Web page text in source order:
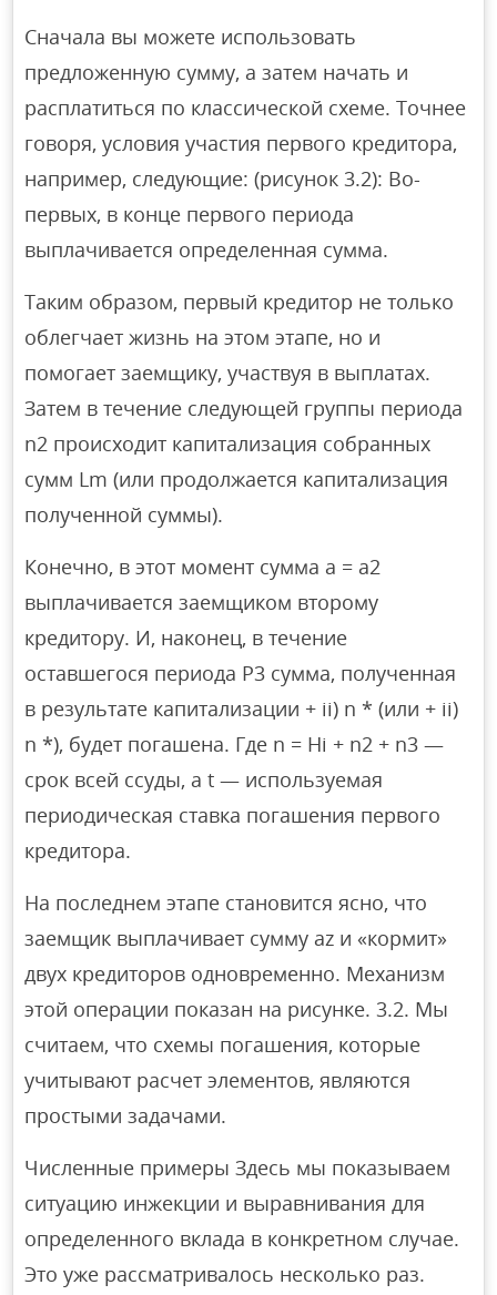
Сначала вы можете использовать
предложенную сумму, а затем начать и
расплатиться по классической схеме. Точнее
говоря, условия участия первого кредитора,
например, следующие: (рисунок 3.2): Во-
первых, в конце первого периода
выплачивается определенная сумма.
Таким образом, первый кредитор не только
облегчает жизнь на этом этапе, но и
помогает заемщику, участвуя в выплатах.
Затем в течение следующей группы периода
n2 происходит капитализация собранных
сумм Lm (или продолжается капитализация
полученной суммы).
Конечно, в этот момент сумма a = a2
выплачивается заемщиком второму
кредитору. И, наконец, в течение
оставшегося периода P3 сумма, полученная
в результате капитализации + ii) n * (или + ii)
n *), будет погашена. Где n = Hi + n2 + n3 —
срок всей ссуды, а t — используемая
периодическая ставка погашения первого
кредитора.
На последнем этапе становится ясно, что
заемщик выплачивает сумму az и «кормит»
двух кредиторов одновременно. Механизм
этой операции показан на рисунке. 3.2. Мы
считаем, что схемы погашения, которые
учитывают расчет элементов, являются
простыми задачами.
Численные примеры Здесь мы показываем
ситуацию инжекции и выравнивания для
определенного вклада в конкретном случае.
Это уже рассматривалось несколько раз.